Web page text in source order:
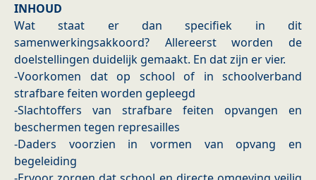
INHOUD
Wat staat er dan specifiek in dit
samenwerkingsakkoord? Allereerst worden de
doelstellingen duidelijk gemaakt. En dat zijn er vier.
-Voorkomen dat op school of in schoolverband
strafbare feiten worden gepleegd
-Slachtoffers van strafbare feiten opvangen en
beschermen tegen represailles
-Daders voorzien in vormen van opvang en
begeleiding